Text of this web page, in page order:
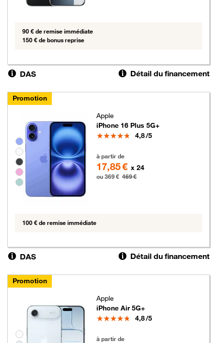
90 € de remise immédiate
150 € de bonus reprise
DAS Détail du financement
Promotion
Groupe de couleurs disponibles non sélectionnables
Apple
iPhone 16 Plus 5G+
Note
4,8/5
à partir de
17,85 € x 24
ou 369 € 469 €
100 € de remise immédiate
DAS Détail du financement
Promotion
Groupe de couleurs disponibles non sélectionnables
Apple
iPhone Air 5G+
Note
4,8/5
à partir de